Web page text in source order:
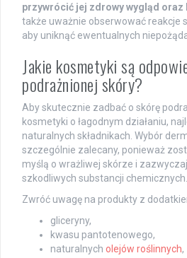
przywrócić jej zdrowy wygląd
także uważnie obserwować reakcje
aby uniknąć ewentualnych
Jakie kosmetyki są
podrażnionej skóry?
Aby skutecznie zadbać o skórę
kosmetyki o łagodnym działaniu,
naturalnych składnikach. Wybór
szczególnie zalecany, ponieważ
myślą o wrażliwej skórze i
szkodliwych substancji chemicznych.
Zwróć uwagę na produkty z
gliceryny,
kwasu pantotenowego,
naturalnych olejów roślinnych,